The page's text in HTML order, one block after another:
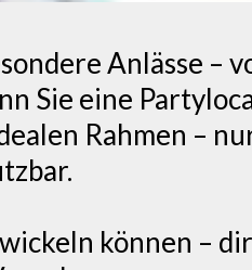
Anlässe –
Sie eine
Rahmen –
können –